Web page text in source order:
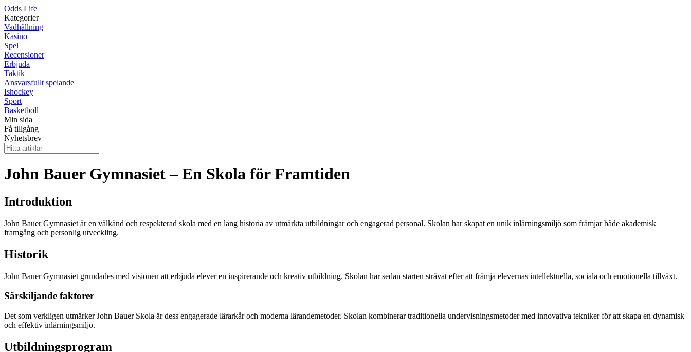
Odds Life
Kategorier
Vadhållning
Kasino
Spel
Recensioner
Erbjuda
Taktik
Ansvarsfullt spelande
Ishockey
Sport
Basketboll
Min sida
Få tillgång
Nyhetsbrev
John Bauer Gymnasiet – En Skola för Framtiden
Introduktion
John Bauer Gymnasiet är en välkänd och respekterad skola med en lång historia av utmärkta utbildningar och engagerad personal. Skolan har skapat en unik inlärningsmiljö som främjar både akademisk
framgång och personlig utveckling.
Historik
John Bauer Gymnasiet grundades med visionen att erbjuda elever en inspirerande och kreativ utbildning. Skolan har sedan starten strävat efter att främja elevernas intellektuella, sociala och emotionella tillväxt.
Särskiljande faktorer
Det som verkligen utmärker John Bauer Skola är dess engagerade lärarkår och moderna lärandemetoder. Skolan kombinerar traditionella undervisningsmetoder med innovativa tekniker för att skapa en dynamisk
och effektiv inlärningsmiljö.
Utbildningsprogram